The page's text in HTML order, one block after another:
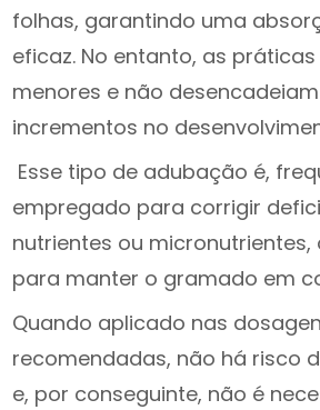
folhas, garantindo uma
eficaz. No entanto, as
menores e não
incrementos no
Esse tipo de adubação é,
empregado para corrigir
nutrientes ou
para manter o gramado em
Quando aplicado nas
recomendadas, não há risco
e, por conseguinte, não é